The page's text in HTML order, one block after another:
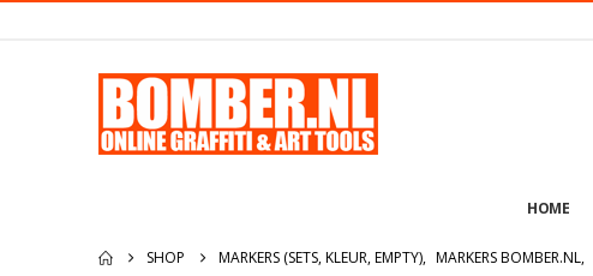
HOME
SHOP MARKERS (SETS, KLEUR, EMPTY), MARKERS BOMBER.NL,